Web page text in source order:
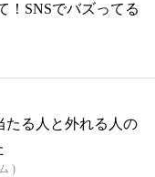
！SNSでバズってる
たる人と外れる人の
)